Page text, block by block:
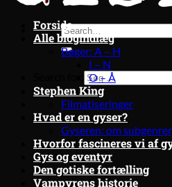
Forside
Alle blogindlæg
Bøger: A – H
I – N
O – Å
Stephen King
Filmatiseringer
Hvad er en gyser?
Gyseren: om
Hvorfor fascineres vi af
Gys og eventyr
Den gotiske fortælling
Vampyrens historie